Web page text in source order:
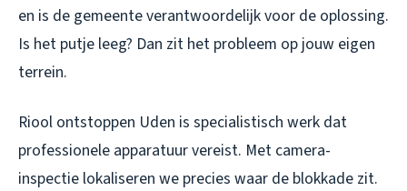
en is de gemeente verantwoordelijk voor de oplossing.
Is het putje leeg? Dan zit het probleem op jouw eigen
terrein.
Riool ontstoppen Uden is specialistisch werk dat
professionele apparatuur vereist. Met camera-
inspectie lokaliseren we precies waar de blokkade zit.